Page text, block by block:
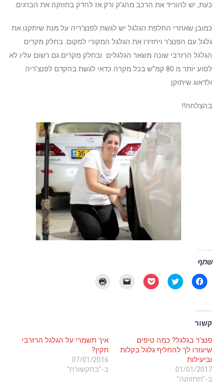
כעת, יש להוריד את הרכב מהג’ק ורק אז להדק בחוזקה את הברגים.
כמובן שאחרי החלפת הגלגל יש לגשת לפנצ’ריה על מנת שיתקנו את
גלגל עם הפנצ’ר ויחזירו את הגלגל המקורי למקום. בחלק מקרים
הגלגל הרזרבי שונה משאר הגלגלים ובחלק מקרים גם רשום עליו לא
לסוע יותר מ 80 קמ”ש בכל מקרה כדאי לגשת בהקדם לפנצ’ריה
ולדאוג שיתוקן.
בהצלחה!!
שתף
לחיצה
לשיתוף
בחלון
לחצו
כדי
לחצו
לשיתוף ללחוץ
בחלון
חדש)
קשור
פנצ’ר בגלגל? כמה טיפים
שיעזרו לך להחליף גלגל בקלות
וביעילות
01/01/2017
ב-"תחזוקה"
איך תשמרי על הגלגל הרזרבי
תקין?
07/01/2016
ב-"בתקשורת"